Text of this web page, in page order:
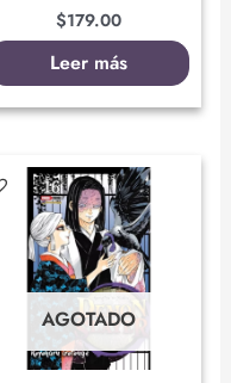
$179.00
Leer más
AGOTADO